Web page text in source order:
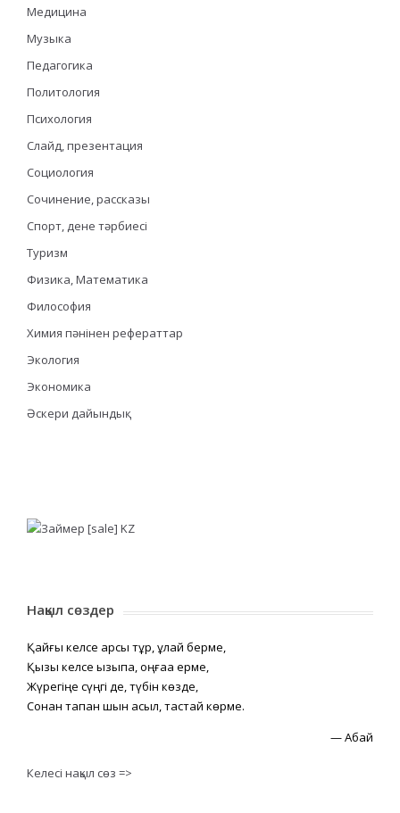
Медицина
Музыка
Педагогика
Политология
Психология
Слайд, презентация
Социология
Сочинение, рассказы
Спорт, дене тәрбиесі
Туризм
Физика, Математика
Философия
Химия пәнінен рефераттар
Экология
Экономика
Әскери дайындық
Нақыл сөздер
Қайғы келсе қарсы тұр, құлай берме,
Қызық келсе қызықпа, оңғаққа ерме,
Жүрегіңе сүңгі де, түбін көзде,
Сонан тапқан шын асыл, тастай көрме.
—Абай
Келесі нақыл сөз =>